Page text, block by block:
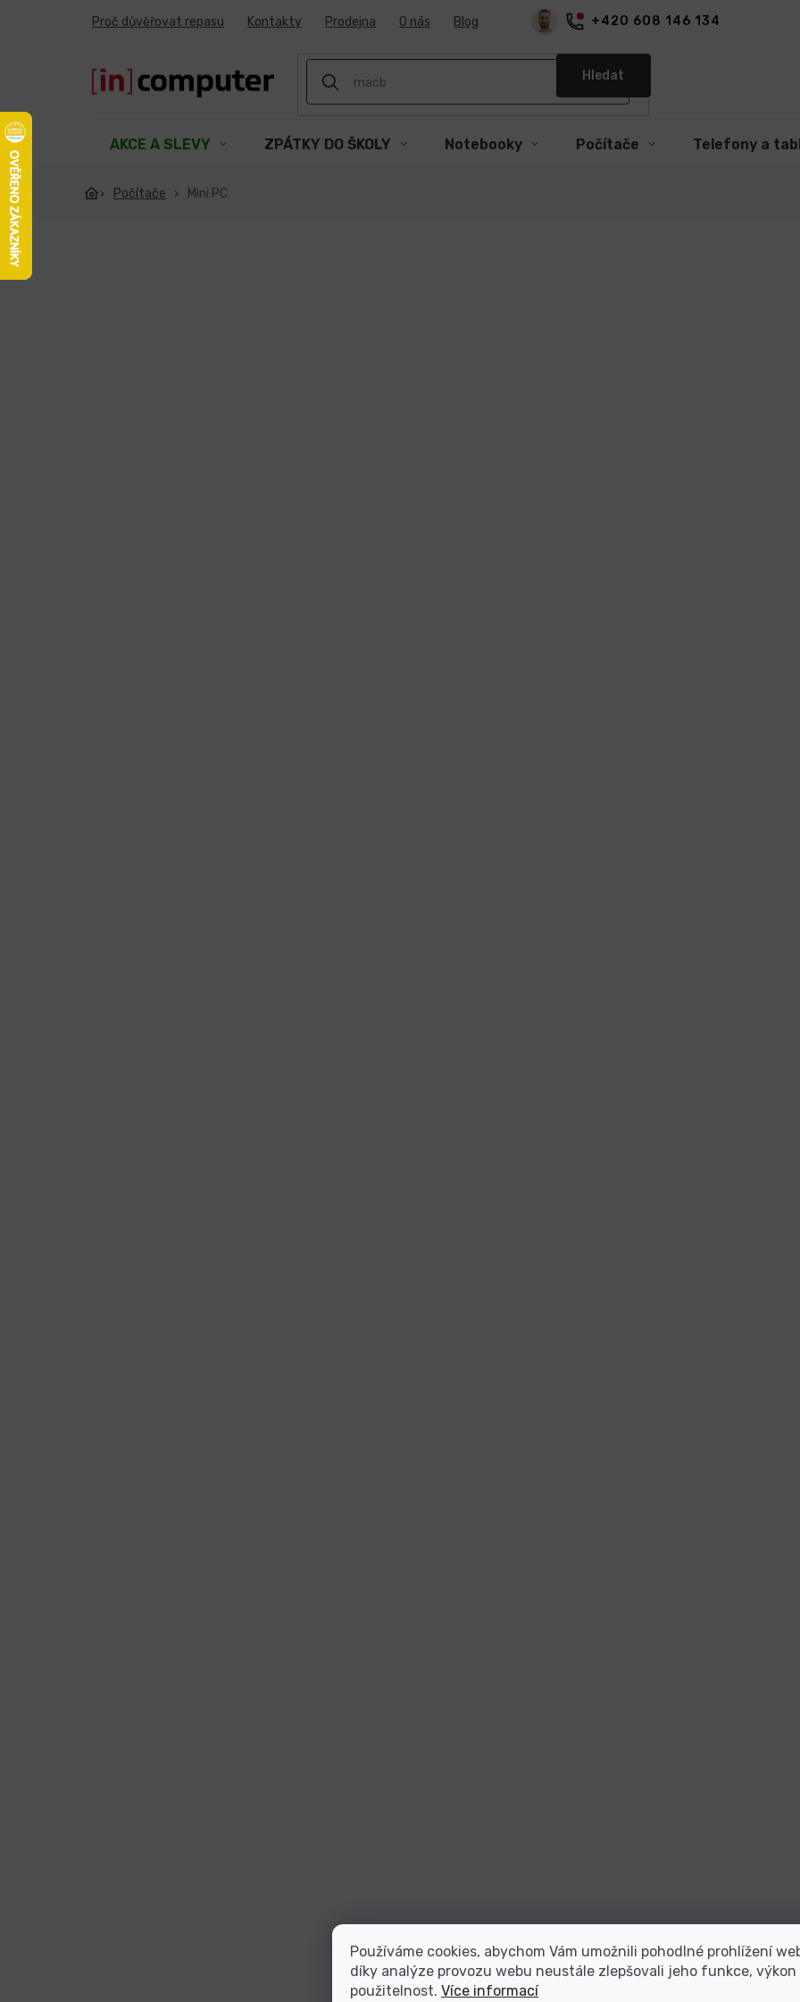
Používáme cookies, abychom Vám umožnili pohodlné prohlížení
díky analýze provozu webu neustále zlepšovali jeho funkce, výkon
použitelnost. Více informací
+420 608 146 134
Proč důvěřovat repasu Kontakty Prodejna O nás Blog
Hledat
AKCE A SLEVY ZPÁTKY DO ŠKOLY Notebooky Počítače Telefony a
Počítače Mini PC